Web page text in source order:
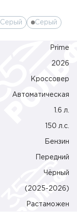
Серый Серый
Prime
2026
Кроссовер
Автоматическая
1.6 л.
150 л.c.
Бензин
Передний
Чёрный
(2025-2026)
Растаможен